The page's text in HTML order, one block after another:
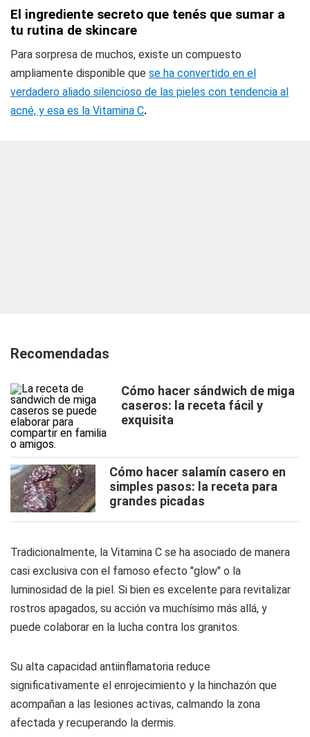
El ingrediente secreto que tenés que sumar a
tu rutina de skincare
Para sorpresa de muchos, existe un compuesto
ampliamente disponible que se ha convertido en el
verdadero aliado silencioso de las pieles con tendencia al
acné, y esa es la Vitamina C.
Recomendadas
Cómo hacer sándwich de miga
caseros: la receta fácil y
exquisita
Cómo hacer salamín casero en
simples pasos: la receta para
grandes picadas
Tradicionalmente, la Vitamina C se ha asociado de manera
casi exclusiva con el famoso efecto "glow" o la
luminosidad de la piel. Si bien es excelente para revitalizar
rostros apagados, su acción va muchísimo más allá, y
puede colaborar en la lucha contra los granitos.
Su alta capacidad antiinflamatoria reduce
significativamente el enrojecimiento y la hinchazón que
acompañan a las lesiones activas, calmando la zona
afectada y recuperando la dermis.